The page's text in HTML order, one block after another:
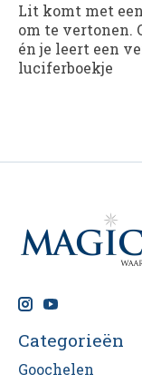
Lit komt met
om te vertonen.
én je leert een
luciferboekje
Categorieën
Goochelen